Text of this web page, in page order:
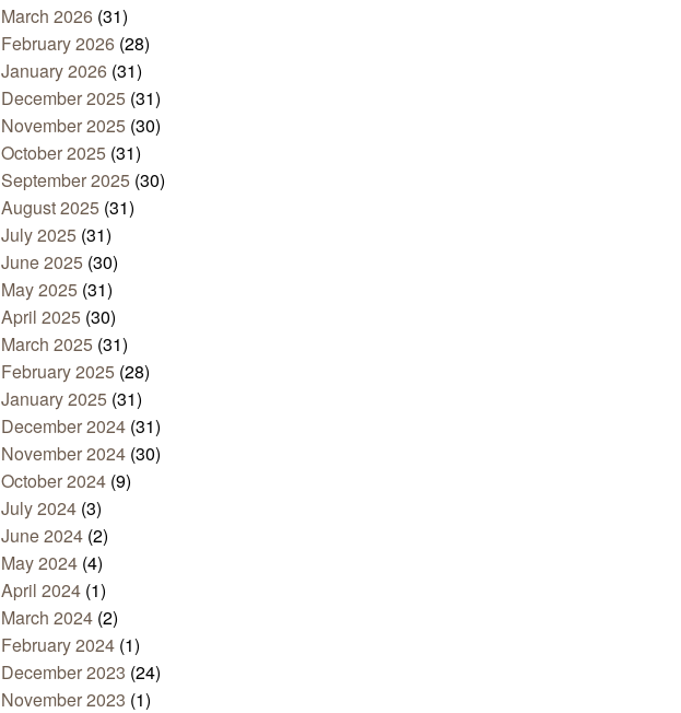
March 2026 (31)
February 2026 (28)
January 2026 (31)
December 2025 (31)
November 2025 (30)
October 2025 (31)
September 2025 (30)
August 2025 (31)
July 2025 (31)
June 2025 (30)
May 2025 (31)
April 2025 (30)
March 2025 (31)
February 2025 (28)
January 2025 (31)
December 2024 (31)
November 2024 (30)
October 2024 (9)
July 2024 (3)
June 2024 (2)
May 2024 (4)
April 2024 (1)
March 2024 (2)
February 2024 (1)
December 2023 (24)
November 2023 (1)